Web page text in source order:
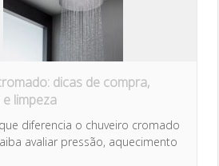
dicas de compra,
limpeza
diferencia o chuveiro cromado
avaliar pressão, aquecimento